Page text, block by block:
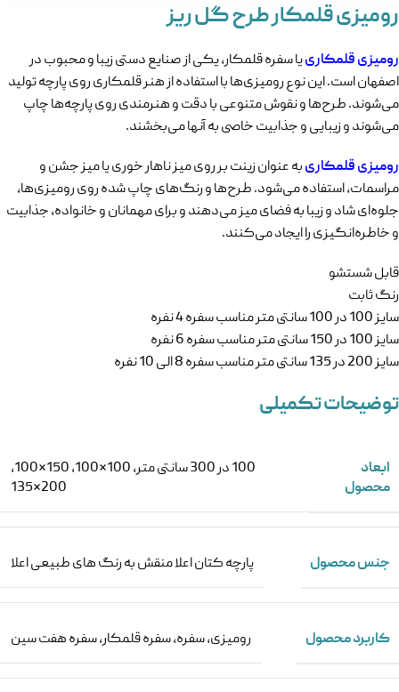
رومیزی قلمکار طرح گل ریز
رومیزی قلمکارییا سفره قلمکار، یکی از صنایع دستی زیبا و محبوب در
اصفهان است. این نوع رومیزی‌ها با استفاده از هنر قلمکاری روی پارچه تولید
می‌شوند. طرح‌ها و نقوش متنوعی با دقت و هنرمندی روی پارچه‌ها چاپ
می‌شوند و زیبایی و جذابیت خاصی به آنها می‌بخشند.
رومیزی قلمکاریبه عنوان زینت بر روی میز ناهار خوری یا میز جشن و
مراسمات، استفاده می‌شود. طرح‌ها و رنگ‌های چاپ شده روی رومیزی‌ها،
جلوه‌ای شاد و زیبا به فضای میز می‌دهند و برای مهمانان و خانواده، جذابیت
و خاطره‌انگیزی را ایجاد می‌کنند.
قابل شستشو
رنگ ثابت
سایز 100 در 100 سانتی متر مناسب سفره 4 نفره
سایز 100 در 150 سانتی متر مناسب سفره 6 نفره
سایز 200 در 135 سانتی متر مناسب سفره 8 الی 10 نفره
توضیحات تکمیلی
ابعاد
محصول
100 در 300 سانتی متر ,
100*100
,
150*100
,
200*135
جنس محصول پارچه کتان اعلا منقش به رنگ های طبیعی اعلا
کاربرد محصول رومیزی,سفره,سفره قلمکار,سفره هفت سین